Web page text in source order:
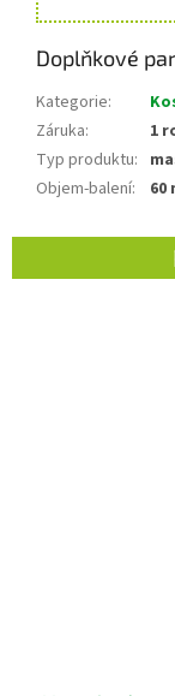
Doplňkové
Kategorie:
Záruka:
1
Typ produktu:
Objem-balení: 60